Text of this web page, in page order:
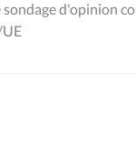
d'opinion